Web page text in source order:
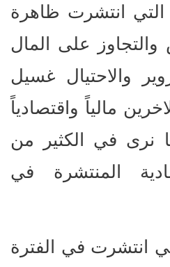
التي انتشرت ظاهرة
والتجاوز على المال
والاحتيال غسيل
مالياً واقتصادياً
نرى في الكثير من
المنتشرة في
انتشرت في الفترة